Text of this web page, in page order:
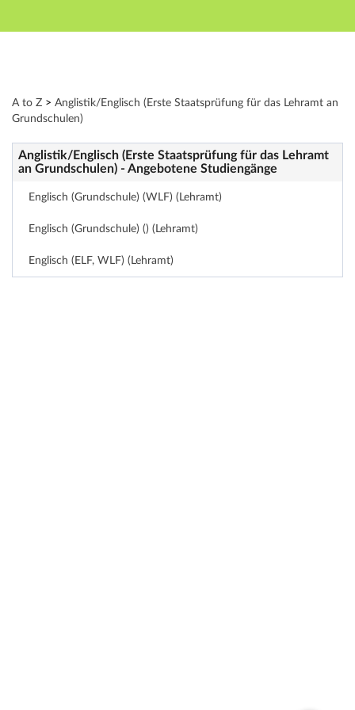
Hauptnavigation
Fußzeile
Modulverzeichnis - Studienangebot von A bis Z
A to Z > Anglistik/Englisch (Erste Staatsprüfung für das Lehramt an
Grundschulen)
Anglistik/Englisch (Erste Staatsprüfung für das Lehramt
an Grundschulen) - Angebotene Studiengänge
Englisch (Grundschule) (WLF) (Lehramt)
Englisch (Grundschule) () (Lehramt)
Englisch (ELF, WLF) (Lehramt)